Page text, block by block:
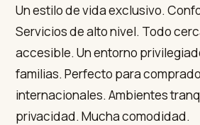
Un estilo de vida exclusivo.
Servicios de alto nivel. Todo
accesible. Un entorno
familias. Perfecto para
internacionales. Ambientes
privacidad. Mucha comodidad.